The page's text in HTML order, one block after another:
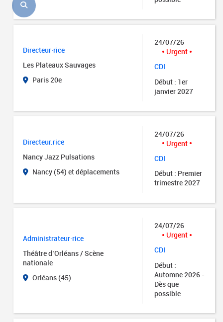
Directeur·rice
Les Plateaux Sauvages
Paris 20e
24/07/26
Urgent
CDI
Début : 1er
janvier 2027
Directeur.rice
Nancy Jazz Pulsations
Nancy (54) et déplacements
24/07/26
Urgent
CDI
Début : Premier
trimestre 2027
Administrateur·rice
Théâtre d’Orléans / Scène
nationale
Orléans (45)
24/07/26
Urgent
CDI
Début :
Automne 2026 -
Dès que
possible